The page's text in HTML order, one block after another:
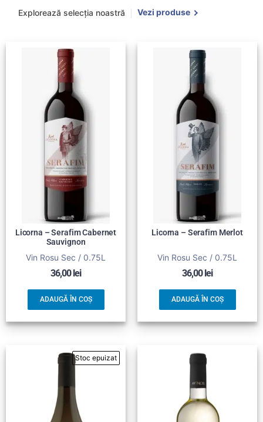
Explorează selecția noastră Vezi produse
Licorna – Serafim Cabernet
Sauvignon
Vin Rosu Sec / 0.75L
36,00 lei
ADAUGĂ ÎN COȘ
Licorna – Serafim Merlot
Vin Rosu Sec / 0.75L
36,00 lei
ADAUGĂ ÎN COȘ